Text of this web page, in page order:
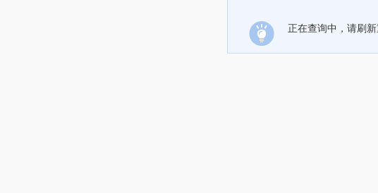
正在查询中，请刷